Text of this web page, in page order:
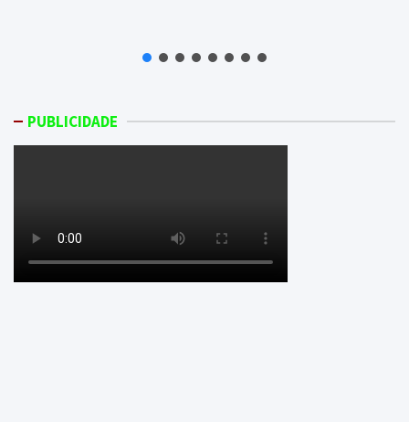
PUBLICIDADE